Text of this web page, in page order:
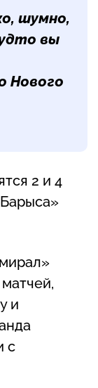
шумно,
вы
Нового
2 и 4
и
с